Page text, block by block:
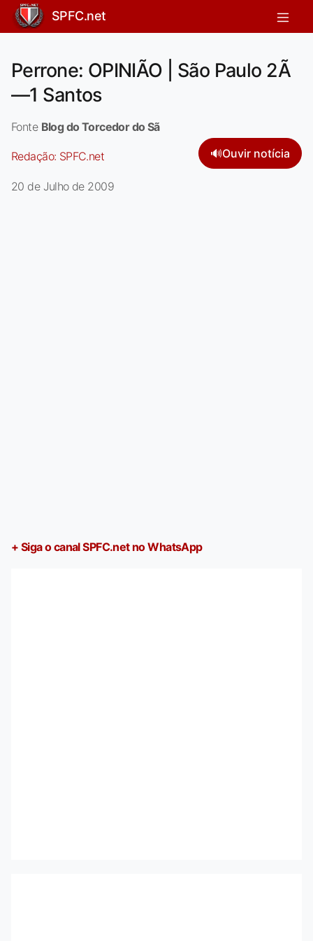
SPFC.net
Perrone: OPINIÃO | São Paulo 2Ã
—1 Santos
Fonte Blog do Torcedor do Sã
Redação: SPFC.net 🔊Ouvir notícia
20 de Julho de 2009
+ Siga o canal SPFC.net no WhatsApp